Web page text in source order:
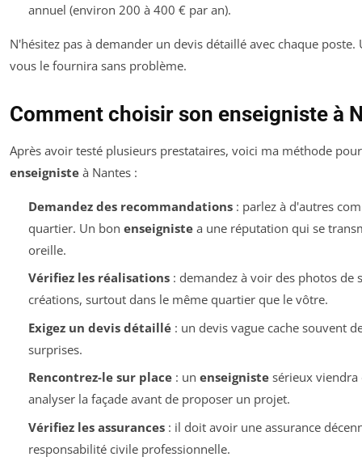
annuel (environ 200 à 400 € par an).
N'hésitez pas à demander un devis détaillé avec chaque poste.
vous le fournira sans problème.
Comment choisir son enseigniste à
Après avoir testé plusieurs prestataires, voici ma méthode
enseigniste à Nantes :
Demandez des recommandations: parlez à d'autres
quartier. Un bon enseignistea une réputation qui se
oreille.
Vérifiez les réalisations: demandez à voir des photos de
créations, surtout dans le même quartier que le vôtre.
Exigez un devis détaillé: un devis vague cache souvent
surprises.
Rencontrez-le sur place: un enseignistesérieux viendra
analyser la façade avant de proposer un projet.
Vérifiez les assurances: il doit avoir une assurance
responsabilité civile professionnelle.